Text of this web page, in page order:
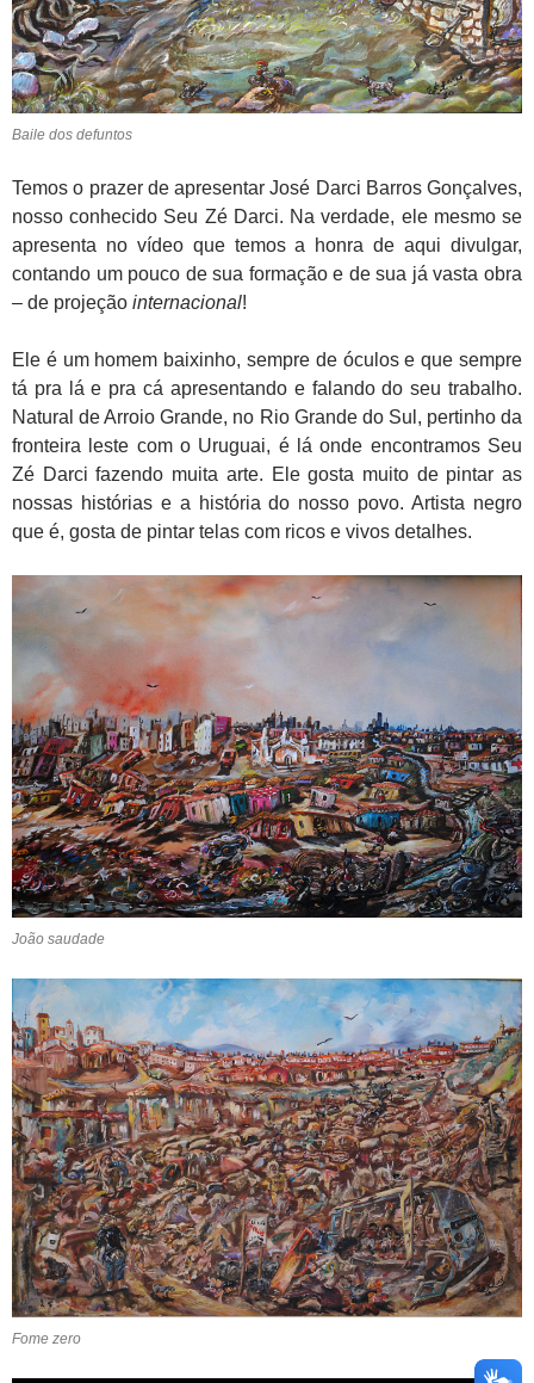
Baile dos defuntos
Temos o prazer de apresentar José Darci Barros Gonçalves,
nosso conhecido Seu Zé Darci. Na verdade, ele mesmo se
apresenta no vídeo que temos a honra de aqui divulgar,
contando um pouco de sua formação e de sua já vasta obra
– de projeção internacional!
Ele é um homem baixinho, sempre de óculos e que sempre
tá pra lá e pra cá apresentando e falando do seu trabalho.
Natural de Arroio Grande, no Rio Grande do Sul, pertinho da
fronteira leste com o Uruguai, é lá onde encontramos Seu
Zé Darci fazendo muita arte. Ele gosta muito de pintar as
nossas histórias e a história do nosso povo. Artista negro
que é, gosta de pintar telas com ricos e vivos detalhes.
João saudade
Fome zero